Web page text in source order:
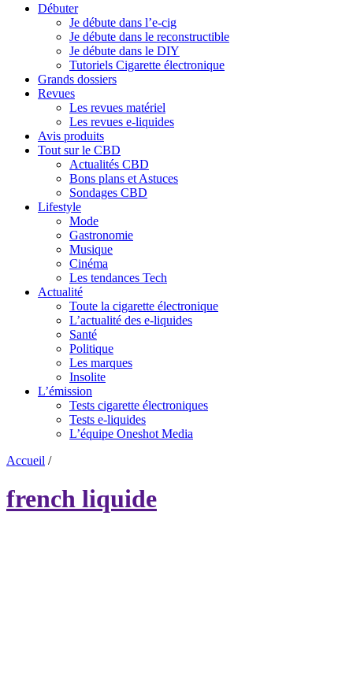
Débuter
Je débute dans l’e-cig
Je débute dans le reconstructible
Je débute dans le DIY
Tutoriels Cigarette électronique
Grands dossiers
Revues
Les revues matériel
Les revues e-liquides
Avis produits
Tout sur le CBD
Actualités CBD
Bons plans et Astuces
Sondages CBD
Lifestyle
Mode
Gastronomie
Musique
Cinéma
Les tendances Tech
Actualité
Toute la cigarette électronique
L’actualité des e-liquides
Santé
Politique
Les marques
Insolite
L’émission
Tests cigarette électroniques
Tests e-liquides
L’équipe Oneshot Media
Accueil /
french liquide